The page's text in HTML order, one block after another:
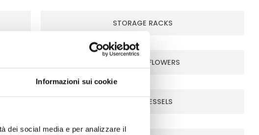
Informazioni sui cookie
dei social media e per analizzare il
STORAGE RACKS
TABLES FOR FLOWERS
TROLLEY VESSELS